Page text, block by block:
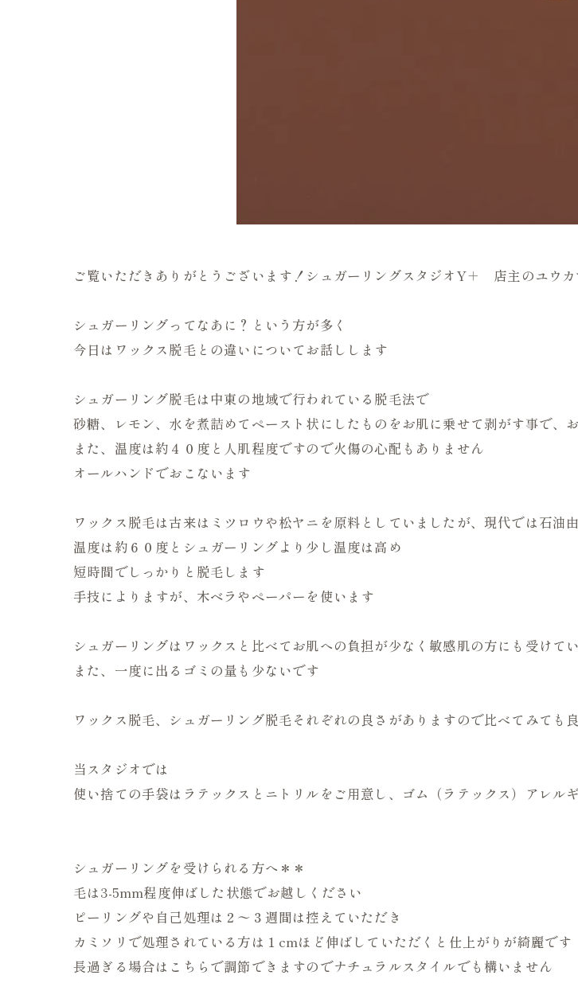
ご覧いただきありがとうございます！シュガーリングスタジオY＋ 店主のユウカ
シュガーリングってなあに？という方が多く
今日はワックス脱毛との違いについてお話しします
シュガーリング脱毛は中東の地域で行われている脱毛法で
砂糖、レモン、水を煮詰めてペースト状にしたものをお肌に乗せて剥がす事で、
また、温度は約４０度と人肌程度ですので火傷の心配もありません
オールハンドでおこないます
ワックス脱毛は古来はミツロウや松ヤニを原料としていましたが、現代では石油
温度は約６０度とシュガーリングより少し温度は高め
短時間でしっかりと脱毛します
手技によりますが、木ベラやペーパーを使います
シュガーリングはワックスと比べてお肌への負担が少なく敏感肌の方にも受けて
また、一度に出るゴミの量も少ないです
ワックス脱毛、シュガーリング脱毛それぞれの良さがありますので比べてみても
当スタジオでは
使い捨ての手袋はラテックスとニトリルをご用意し、ゴム（ラテックス）アレル
シュガーリングを受けられる方へ＊＊
毛は3-5mm程度伸ばした状態でお越しください
ピーリングや自己処理は２〜３週間は控えていただき
カミソリで処理されている方は１cmほど伸ばしていただくと仕上がりが綺麗です
長過ぎる場合はこちらで調節できますのでナチュラルスタイルでも構いません